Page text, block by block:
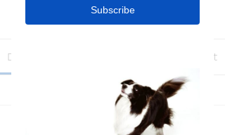
Join
Discussion About